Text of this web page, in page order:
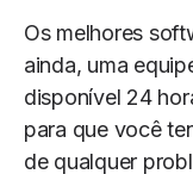
Os melhores
ainda, uma
disponível 24
para que você
de qualquer